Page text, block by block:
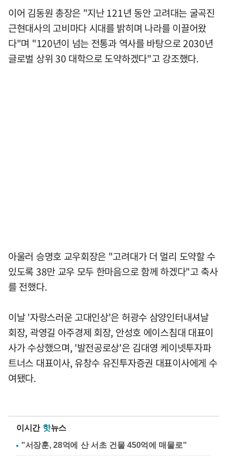
이어 김동원 총장은 "지난 121년 동안 고려대는 굴곡진
근현대사의 고비마다 시대를 밝히며 나라를 이끌어왔
다"며 "120년이 넘는 전통과 역사를 바탕으로 2030년
글로벌 상위 30 대학으로 도약하겠다"고 강조했다.
아울러 승명호 교우회장은 "고려대가 더 멀리 도약할 수
있도록 38만 교우 모두 한마음으로 함께 하겠다"고 축사
를 전했다.
이날 '자랑스러운 고대인상'은 허광수 삼양인터내셔날
회장, 곽영길 아주경제 회장, 안성호 에이스침대 대표이
사가 수상했으며, '발전공로상'은 김대영 케이넷투자파
트너스 대표이사, 유창수 유진투자증권 대표이사에게 수
여됐다.
이시간 핫뉴스
"서장훈, 28억에 산 서초 건물 450억에 매물로"